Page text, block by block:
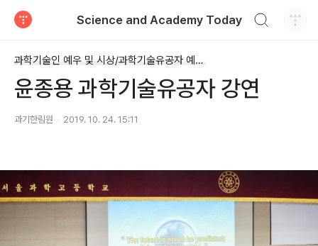
Science and Academy Today
과학기술인 예우 및 시상/과학기술유공자 예우 및 지원
윤종용 과학기술유공자 강연
과기한림원 2019. 10. 24. 15:11